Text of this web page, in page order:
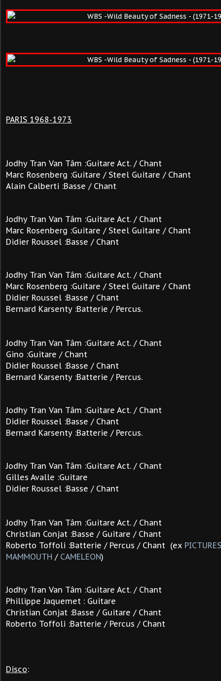
PARIS 1968-1973
Jodhy Tran Van Tâm :Guitare Act. / Chant
Marc Rosenberg :Guitare / Steel Guitare / Chant
Alain Calberti :Basse / Chant
Jodhy Tran Van Tâm :Guitare Act. / Chant
Marc Rosenberg :Guitare / Steel Guitare / Chant
Didier Roussel :Basse / Chant
Jodhy Tran Van Tâm :Guitare Act. / Chant
Marc Rosenberg :Guitare / Steel Guitare / Chant
Didier Roussel :Basse / Chant
Bernard Karsenty :Batterie / Percus.
Jodhy Tran Van Tâm :Guitare Act. / Chant
Gino :Guitare / Chant
Didier Roussel :Basse / Chant
Bernard Karsenty :Batterie / Percus.
Jodhy Tran Van Tâm :Guitare Act. / Chant
Didier Roussel :Basse / Chant
Bernard Karsenty :Batterie / Percus.
Jodhy Tran Van Tâm :Guitare Act. / Chant
Gilles Avalle :Guitare
Didier Roussel :Basse / Chant
Jodhy Tran Van Tâm :Guitare Act. / Chant
Christian Conjat :Basse / Guitare / Chant
Roberto Toffoli :Batterie / Percus / Chant (ex
MAMMOUTH / CAMELEON)
Jodhy Tran Van Tâm :Guitare Act. / Chant
Phillippe Jaquemet : Guitare
Christian Conjat :Basse / Guitare / Chant
Roberto Toffoli :Batterie / Percus / Chant
Disco: